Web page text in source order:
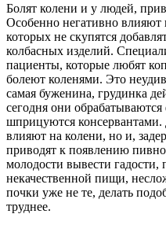
Болят колени и у людей,
Особенно негативно влияют
которых не скупятся
колбасных изделий.
пациенты, которые любят
болеют коленями. Это
самая буженина, грудинка
сегодня они
шприцуются
влияют на колени, но и,
приводят к появлению
молодости вывести
некачественной пищи,
почки уже не те, делать
труднее.